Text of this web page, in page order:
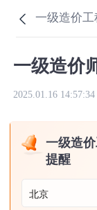
一级造价
一级造价
2025.01.16 14:57:34
一级造
提醒
北京